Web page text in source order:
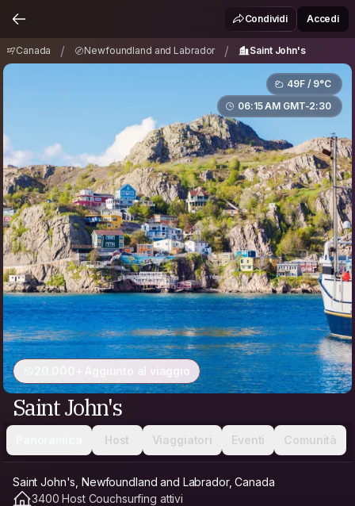
Newfoundland and Labrador /
Condividi Accedi
Canada / Newfoundland and Labrador / Saint John's
49F / 9°C
06:15 AM GMT-2:30
20.000+ Aggiunto al viaggio
Saint John's
Host Viaggiatori Eventi Comunità
Saint John's, Newfoundland and Labrador, Canada
3400 Host Couchsurfing attivi